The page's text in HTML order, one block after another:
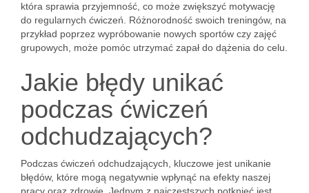
która sprawia przyjemność, co może zwiększyć motywację
do regularnych ćwiczeń. Różnorodność swoich treningów, na
przykład poprzez wypróbowanie nowych sportów czy zajęć
grupowych, może pomóc utrzymać zapał do dążenia do celu.
Jakie błędy unikać
podczas ćwiczeń
odchudzających?
Podczas ćwiczeń odchudzających, kluczowe jest unikanie
błędów, które mogą negatywnie wpłynąć na efekty naszej